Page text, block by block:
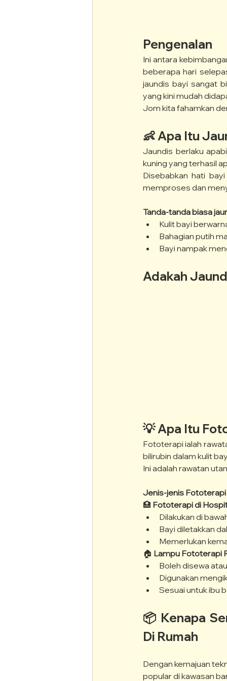
Pengenalan
Ini antara
beberapa hari
jaundis bayi sangat
yang kini mudah
Jom kita fahamkan
👶 Apa Itu
Jaundis berlaku
kuning yang terhasil
Disebabkan hati
memproses dan
Tanda-tanda biasa
Kulit bayi
Bahagian putih
Bayi nampak
Adakah
💡 Apa Itu
Fototerapi ialah
bilirubin dalam kulit
Ini adalah rawatan
Jenis-jenis Fototerapi
🏥 Fototerapi di
Dilakukan di
Bayi diletakkan
Memerlukan
🏠 Lampu Fototerapi
Boleh disewa
Digunakan
Sesuai untuk ibu
📦 Kenapa
Di Rumah
Dengan kemajuan
popular di kawasan